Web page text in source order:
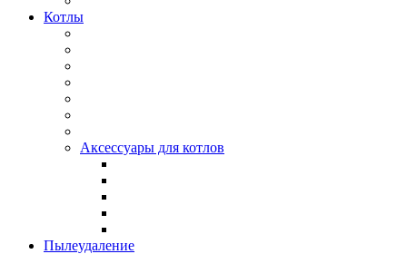
Котлы
Аксессуары для котлов
Пылеудаление